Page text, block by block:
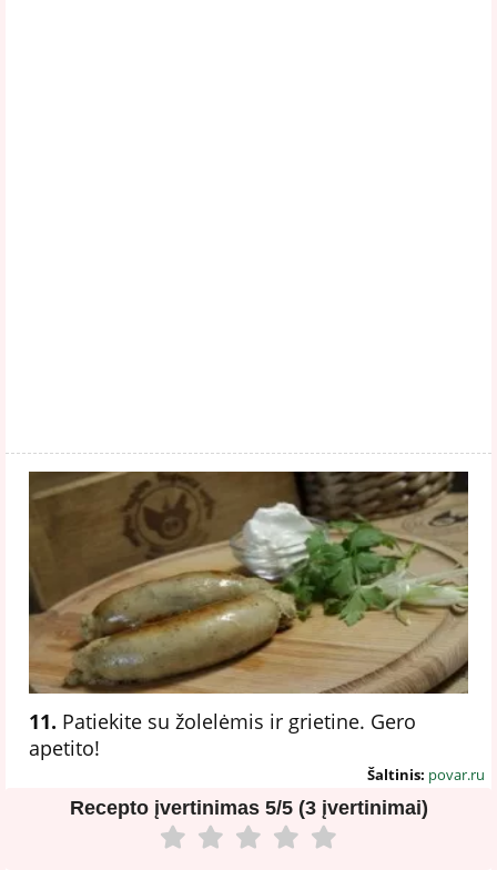
11. Patiekite su žolelėmis ir grietine. Gero
apetito!
Šaltinis: povar.ru
Recepto įvertinimas 5/5 (3 įvertinimai)